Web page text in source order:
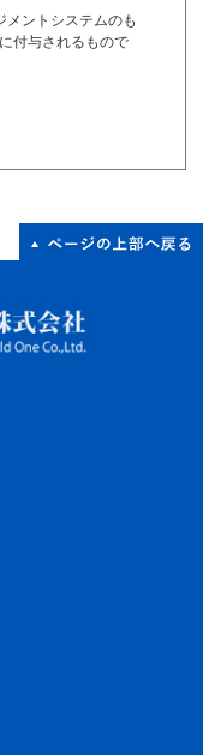
メントシステムのも
付与されるもので